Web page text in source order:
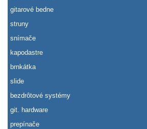
gitarové bedne
struny
snímače
kapodastre
brnkátka
slide
bezdrôtové systémy
git. hardware
prepínače